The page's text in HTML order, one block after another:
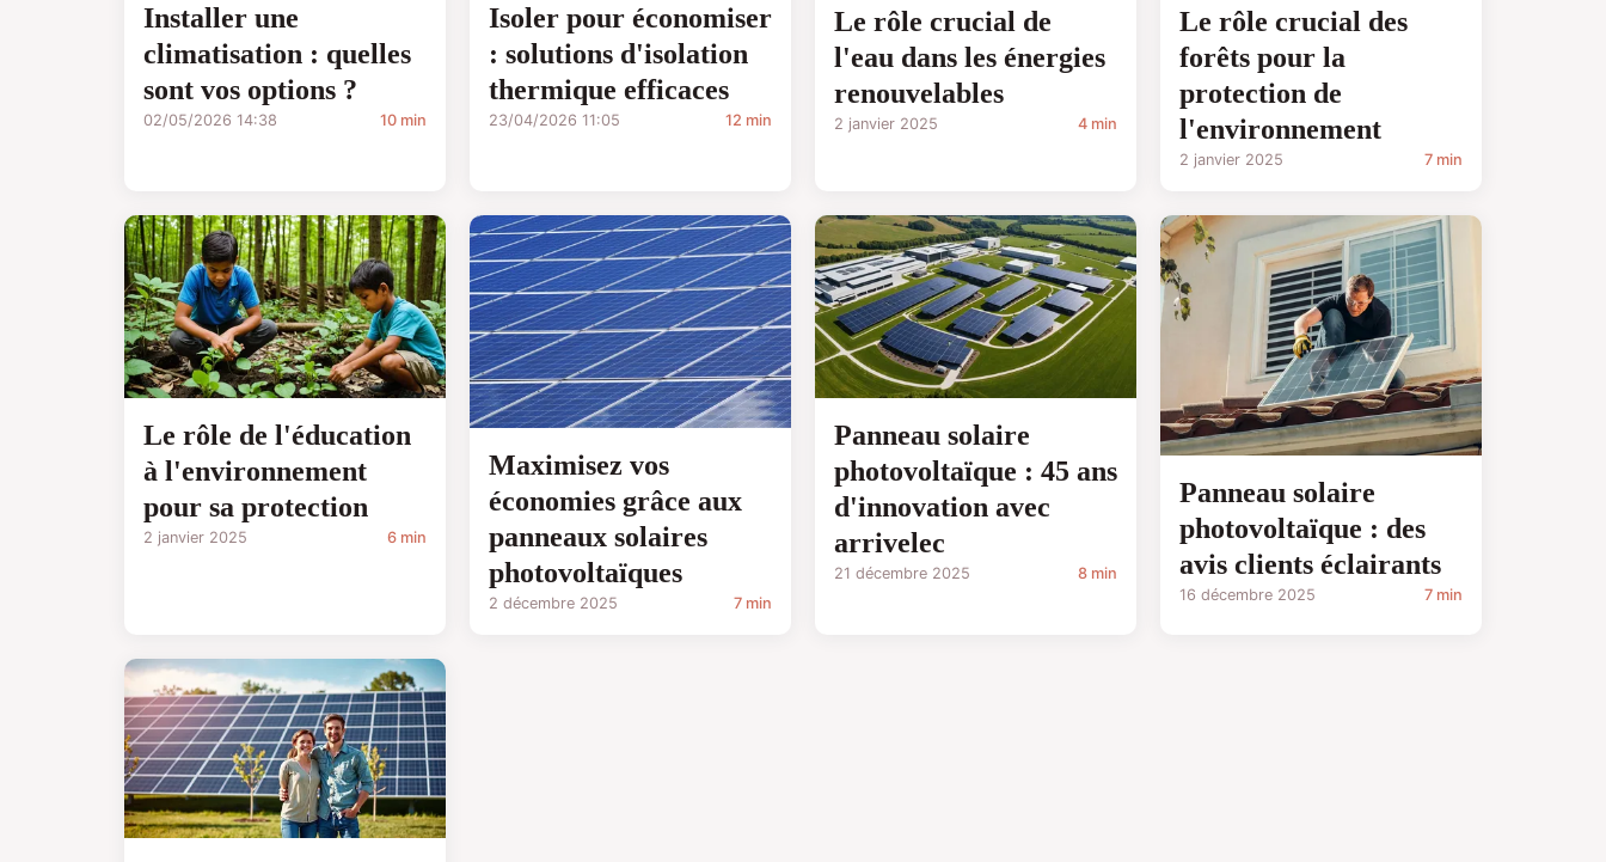
Installer une
climatisation : quelles
sont vos options ?
02/05/2026 14:38 10 min
Isoler pour économiser
: solutions d'isolation
thermique efficaces
23/04/2026 11:05 12 min
Le rôle crucial de
l'eau dans les énergies
renouvelables
2 janvier 2025 4 min
Le rôle crucial des
forêts pour la
protection de
l'environnement
2 janvier 2025 7 min
Le rôle de l'éducation
à l'environnement
pour sa protection
2 janvier 2025 6 min
Maximisez vos
économies grâce aux
panneaux solaires
photovoltaïques
2 décembre 2025 7 min
Panneau solaire
photovoltaïque : 45 ans
d'innovation avec
arrivelec
21 décembre 2025 8 min
Panneau solaire
photovoltaïque : des
avis clients éclairants
16 décembre 2025 7 min